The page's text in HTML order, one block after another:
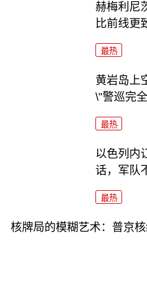
赫梅利尼
比前线更
最热
黄岩岛上
\"警巡完
最热
以色列内
话，军队
最热
核牌局的模糊艺术：普京核